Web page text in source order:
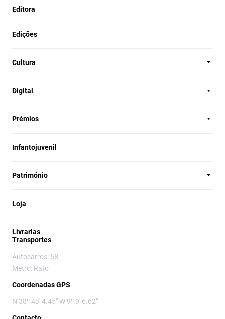
Editora
Edições
Cultura
Digital
Prémios
Infantojuvenil
Património
Loja
Livrarias
Transportes
Autocarros: 58
Metro: Rato
Coordenadas GPS
N 38º 43' 4.45" W 9º 9' 6.62"